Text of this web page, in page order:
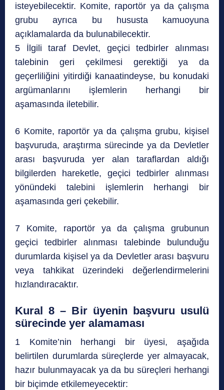
isteyebilecektir. Komite, raportör ya da çalışma
grubu ayrıca bu hususta kamuoyuna
açıklamalarda da bulunabilecektir.
5 İlgili taraf Devlet, geçici tedbirler alınması
talebinin geri çekilmesi gerektiği ya da
geçerliliğini yitirdiği kanaatindeyse, bu konudaki
argümanlarını işlemlerin herhangi bir
aşamasında iletebilir.
6 Komite, raportör ya da çalışma grubu, kişisel
başvuruda, araştırma sürecinde ya da Devletler
arası başvuruda yer alan taraflardan aldığı
bilgilerden hareketle, geçici tedbirler alınması
yönündeki talebini işlemlerin herhangi bir
aşamasında geri çekebilir.
7 Komite, raportör ya da çalışma grubunun
geçici tedbirler alınması talebinde bulunduğu
durumlarda kişisel ya da Devletler arası başvuru
veya tahkikat üzerindeki değerlendirmelerini
hızlandıracaktır.
Kural 8 – Bir üyenin başvuru usulü
sürecinde yer alamaması
1 Komite’nin herhangi bir üyesi, aşağıda
belirtilen durumlarda süreçlerde yer almayacak,
hazır bulunmayacak ya da bu süreçleri herhangi
bir biçimde etkilemeyecektir: